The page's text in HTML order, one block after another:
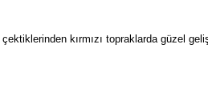
kırmızı topraklarda güzel